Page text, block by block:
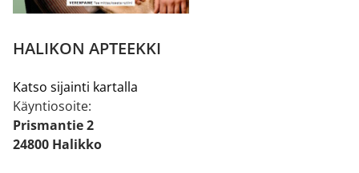
HALIKON APTEEKKI
Katso sijainti kartalla
Käyntiosoite:
Prismantie 2
24800 Halikko